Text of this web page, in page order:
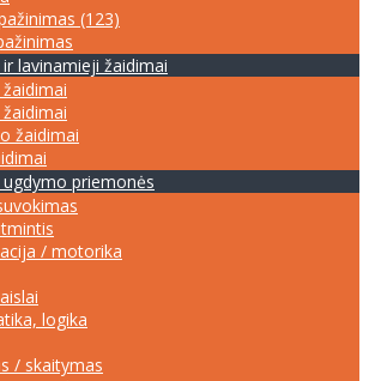
(123)
ir lavinamieji žaidimai
žaidimai
priemonės
/ motorika
logika
/ skaitymas